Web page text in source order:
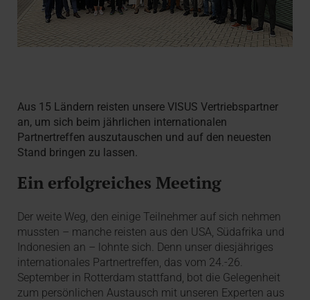
Aus 15 Ländern reisten unsere VISUS Vertriebspartner
an, um sich beim jährlichen internationalen
Partnertreffen auszutauschen und auf den neuesten
Stand bringen zu lassen.
Ein erfolgreiches Meeting
Der weite Weg, den einige Teilnehmer auf sich nehmen
mussten – manche reisten aus den USA, Südafrika und
Indonesien an – lohnte sich. Denn unser diesjähriges
internationales Partnertreffen, das vom 24.-26.
September in Rotterdam stattfand, bot die Gelegenheit
zum persönlichen Austausch mit unseren Experten aus